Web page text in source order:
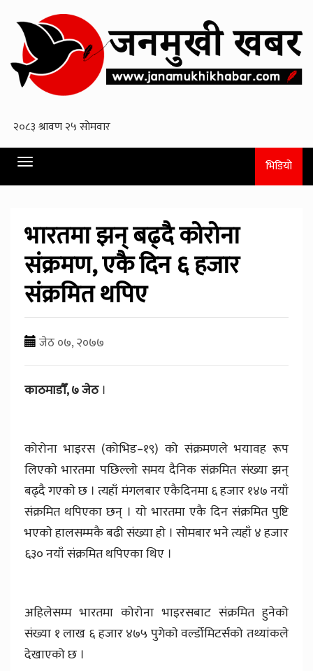
Toggle
navigation
भिडियो
भारतमा झन् बढ्दै काेराेना
संक्रमण, एकै दिन ६ हजार
संक्रमित थपिए
जेठ ०७, २०७७
काठमाडाैँ, ७ जेठ।
कोरोना भाइरस (कोभिड–१९) को संक्रमणले भयावह रूप
लिएकाे भारतमा पछिल्लाे समय दैनिक संक्रमित संख्या झन्
बढ्दै गएकाे छ । त्यहाँ मंगलबार एकैदिनमा ६ हजार १४७ नयाँ
संक्रमित थपिएका छन् । याे भारतमा एकै दिन संक्रमित पुष्टि
भएकाे हालसम्मकै बढी संख्या हाे । साेमबार भने त्यहाँ ४ हजार
६३० नयाँ संक्रमित थपिएका थिए ।
अहिलेसम्म भारतमा कोरोना भाइरसबाट संक्रमित हुनेको
संख्या १ लाख ६ हजार ४७५ पुगेकाे वर्ल्डोमिटर्सको तथ्यांकले
देखाएको छ ।